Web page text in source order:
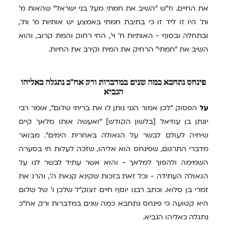
את החיים. וז"ש "השיב את חמתי מעל בני ישראל" שהאות מ'
ות' היו זו ליד זו כי בתיבת חמתי באמצע יש אותיות מ' ות',
ובתחלה ובסוף - האותיות ח' וי', החי רחוק והמת קרוב, והוא
השיב את "חמתי" הרחיק את המית וקירב את החיות.
פינחס נתחבא כמה שנים במדברות ורק אח"כ נתגלה כאליהו
הנביא
על הפסוק "לכן אמור הנני נותן לו את בריתי שלום", אומר רבי
יונתן בן עוזיאל [בלשון הקודש] "ואעשה אותו מלאך קיים
שיחיה לעולם לבשר על הגאולה באחרית הימים". מבואר
מדברי התרגום, שפינחס הוא אליהו, שזכה לעלות חי בסערה
השמימה ולהפוך למלאך - והוא אשר עתיד לבשר לנו על
הגאולה העתידה - וכל זאת בזכות שקינא קנאת ה', והרג את
זמרי בן סלוא. וכתב רבנו יוסף חיים זצוק"ל שלכן ו' של שלום
היא קטועה כי פינחס נתחבא כמה שנים במדברות ורק אח"כ
נתגלה כאליהו הנביא.